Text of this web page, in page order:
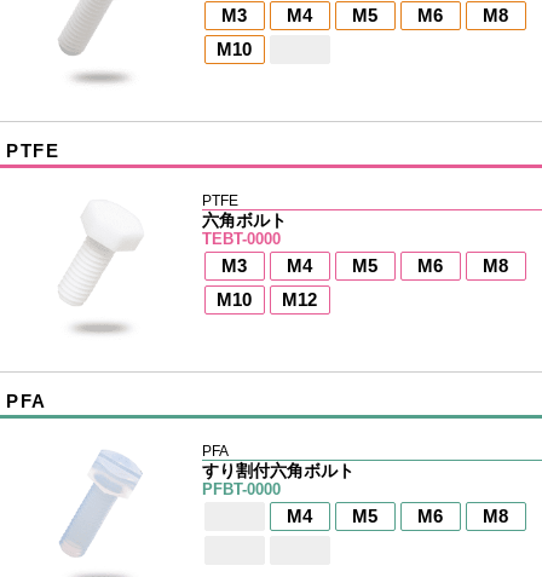
M3 M4 M5 M6
M8
M10
PTFE
PTFE
六角ボルト
TEBT-0000
M3 M4 M5 M6
M8
M10
M12
PFA
PFA
すり割付六角ボルト
PFBT-0000
M4 M5 M6 M8